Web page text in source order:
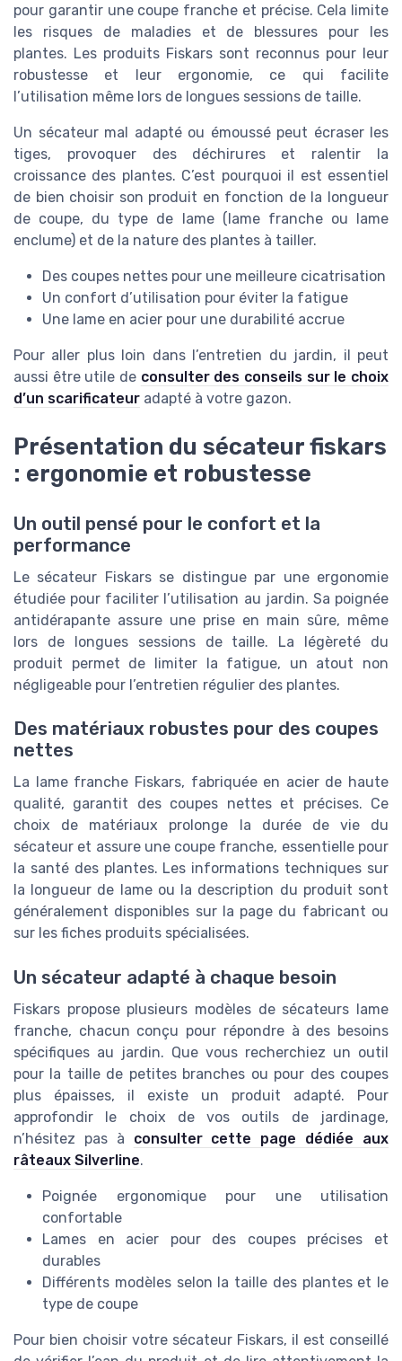
pour garantir une coupe franche et précise. Cela limite
les risques de maladies et de blessures pour les
plantes. Les produits Fiskars sont reconnus pour leur
robustesse et leur ergonomie, ce qui facilite
l’utilisation même lors de longues sessions de taille.
Un sécateur mal adapté ou émoussé peut écraser les
tiges, provoquer des déchirures et ralentir la
croissance des plantes. C’est pourquoi il est essentiel
de bien choisir son produit en fonction de la longueur
de coupe, du type de lame (lame franche ou lame
enclume) et de la nature des plantes à tailler.
Des coupes nettes pour une meilleure cicatrisation
Un confort d’utilisation pour éviter la fatigue
Une lame en acier pour une durabilité accrue
Pour aller plus loin dans l’entretien du jardin, il peut
aussi être utile de consulter des conseils sur le choix
d’un scarificateur adapté à votre gazon.
Présentation du sécateur fiskars
: ergonomie et robustesse
Un outil pensé pour le confort et la
performance
Le sécateur Fiskars se distingue par une ergonomie
étudiée pour faciliter l’utilisation au jardin. Sa poignée
antidérapante assure une prise en main sûre, même
lors de longues sessions de taille. La légèreté du
produit permet de limiter la fatigue, un atout non
négligeable pour l’entretien régulier des plantes.
Des matériaux robustes pour des coupes
nettes
La lame franche Fiskars, fabriquée en acier de haute
qualité, garantit des coupes nettes et précises. Ce
choix de matériaux prolonge la durée de vie du
sécateur et assure une coupe franche, essentielle pour
la santé des plantes. Les informations techniques sur
la longueur de lame ou la description du produit sont
généralement disponibles sur la page du fabricant ou
sur les fiches produits spécialisées.
Un sécateur adapté à chaque besoin
Fiskars propose plusieurs modèles de sécateurs lame
franche, chacun conçu pour répondre à des besoins
spécifiques au jardin. Que vous recherchiez un outil
pour la taille de petites branches ou pour des coupes
plus épaisses, il existe un produit adapté. Pour
approfondir le choix de vos outils de jardinage,
n’hésitez pas à consulter cette page dédiée aux
râteaux Silverline.
Poignée ergonomique pour une utilisation
confortable
Lames en acier pour des coupes précises et
durables
Différents modèles selon la taille des plantes et le
type de coupe
Pour bien choisir votre sécateur Fiskars, il est conseillé